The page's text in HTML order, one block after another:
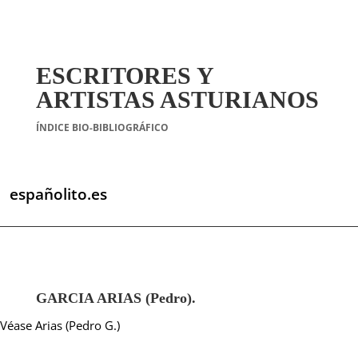
ESCRITORES Y
ARTISTAS ASTURIANOS
ÍNDICE BIO-BIBLIOGRÁFICO
españolito.es
GARCIA ARIAS (Pedro).
Véase Arias (Pedro G.)